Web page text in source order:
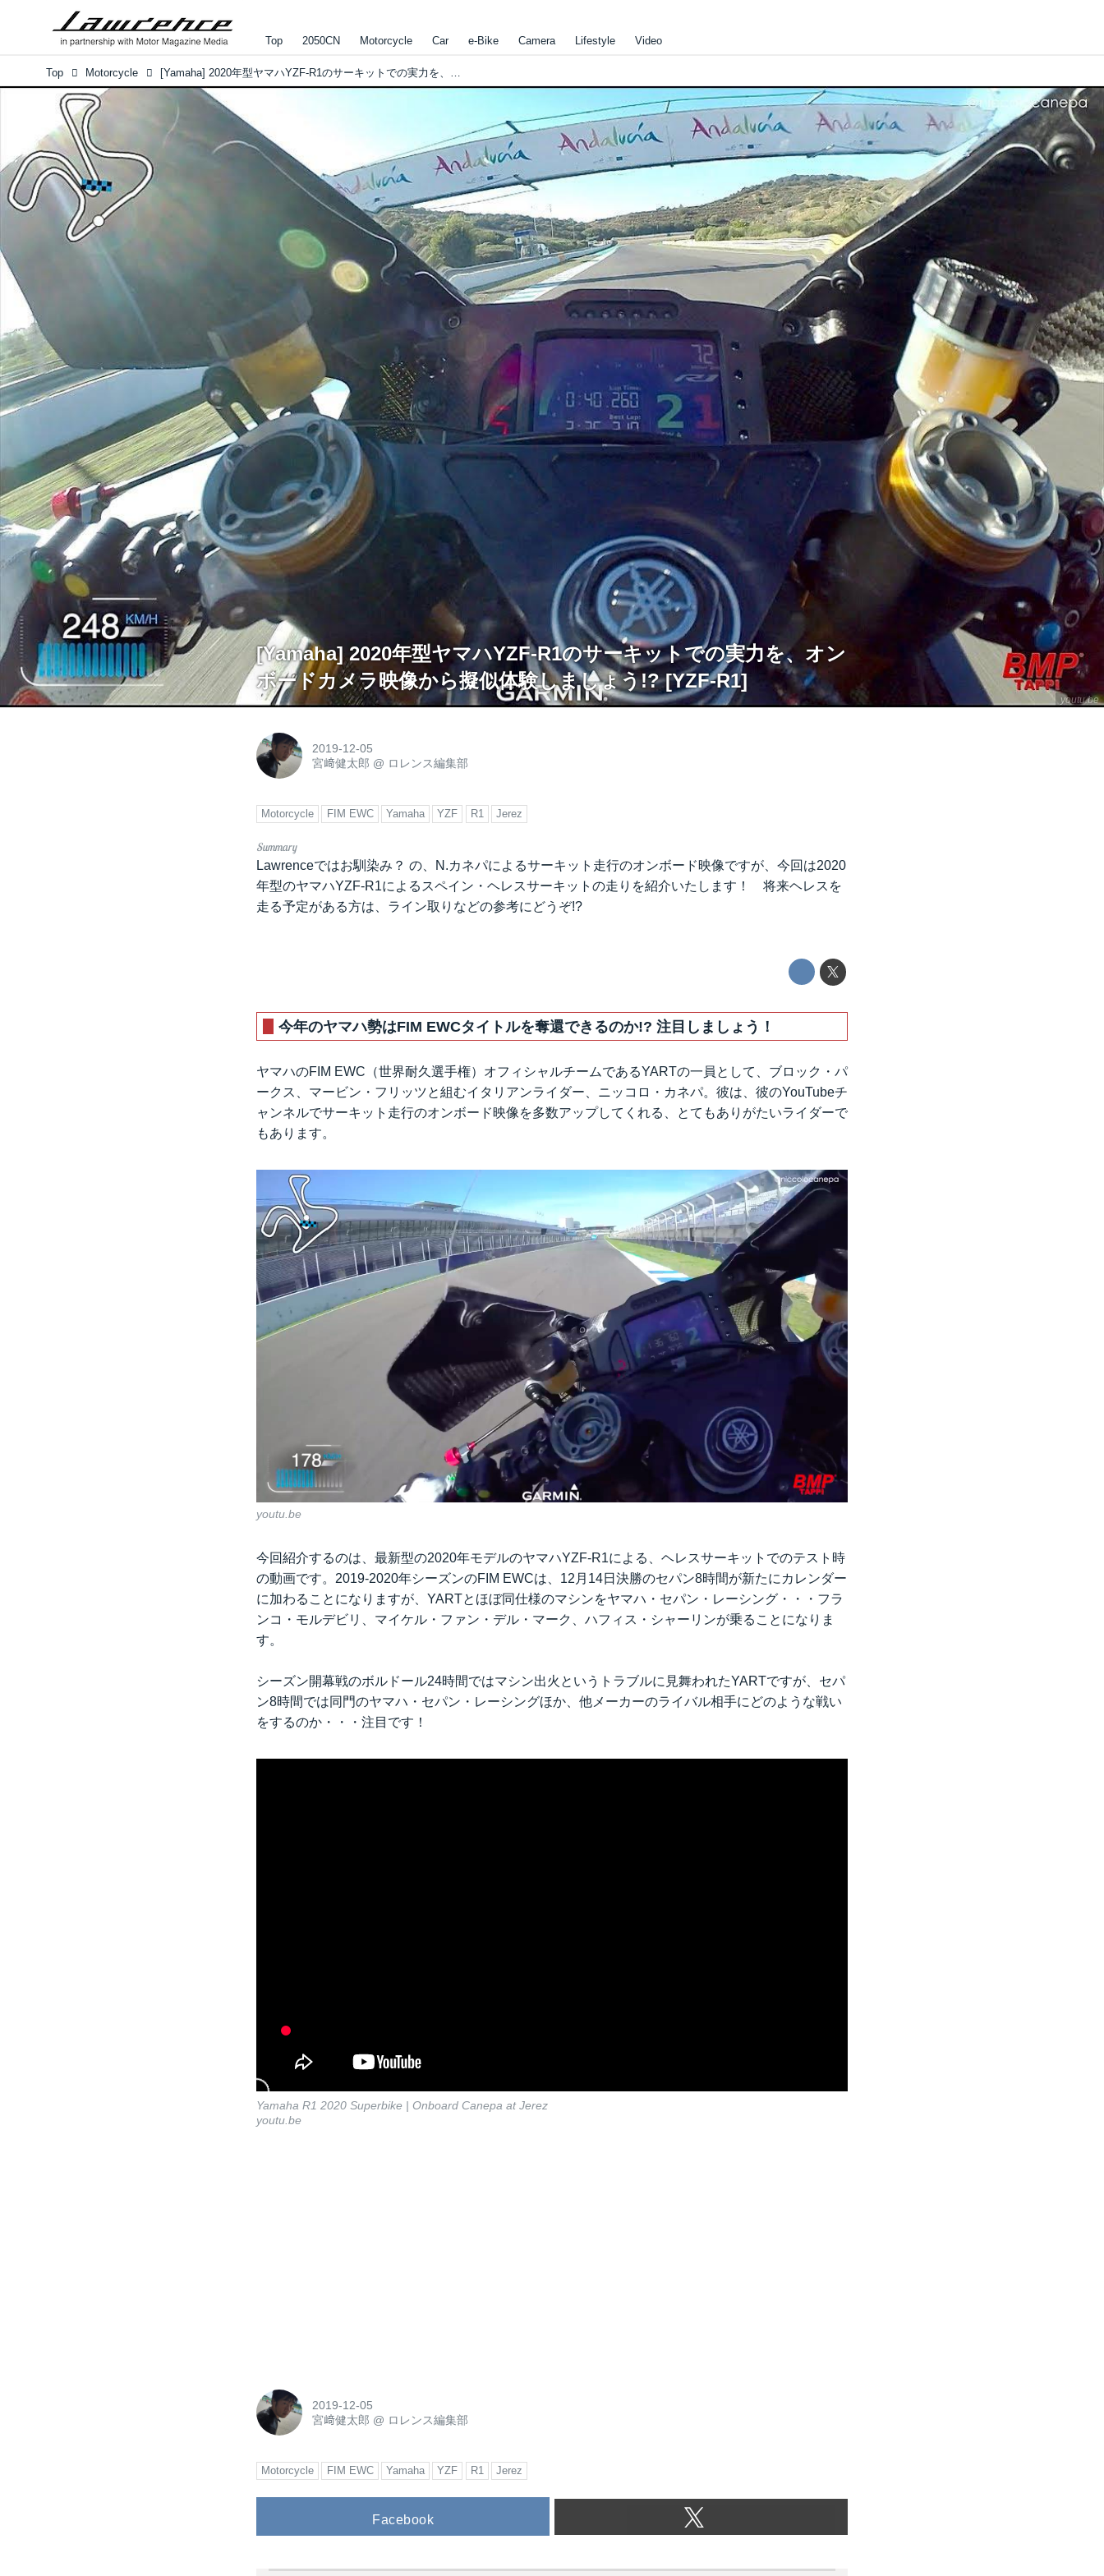
Top 2050CN Motorcycle Car e-Bike Camera Lifestyle Video
Top Motorcycle [Yamaha] 2020年型ヤマハYZF-R1のサーキットでの実力を、オンボードカメラ映像から擬似体験しましょう!? [YZF-R1]
youtu.be
[Yamaha] 2020年型ヤマハYZF-R1のサーキットでの実力を、オン
ボードカメラ映像から擬似体験しましょう!? [YZF-R1]
2019-12-05
宮﨑健太郎 @ ロレンス編集部
Motorcycle FIM EWC Yamaha YZF R1 Jerez
Lawrenceではお馴染み？ の、N.カネパによるサーキット走行のオンボード映像ですが、今回は2020
年型のヤマハYZF-R1によるスペイン・ヘレスサーキットの走りを紹介いたします！ 将来ヘレスを
走る予定がある方は、ライン取りなどの参考にどうぞ!?
今年のヤマハ勢はFIM EWCタイトルを奪還できるのか!? 注目しましょう！
ヤマハのFIM EWC（世界耐久選手権）オフィシャルチームであるYARTの一員として、ブロック・パ
ークス、マービン・フリッツと組むイタリアンライダー、ニッコロ・カネパ。彼は、彼のYouTubeチ
ャンネルでサーキット走行のオンボード映像を多数アップしてくれる、とてもありがたいライダーで
もあります。
youtu.be
今回紹介するのは、最新型の2020年モデルのヤマハYZF-R1による、ヘレスサーキットでのテスト時
の動画です。2019-2020年シーズンのFIM EWCは、12月14日決勝のセパン8時間が新たにカレンダー
に加わることになりますが、YARTとほぼ同仕様のマシンをヤマハ・セパン・レーシング・・・フラ
ンコ・モルデビリ、マイケル・ファン・デル・マーク、ハフィス・シャーリンが乗ることになりま
す。
シーズン開幕戦のボルドール24時間ではマシン出火というトラブルに見舞われたYARTですが、セパ
ン8時間では同門のヤマハ・セパン・レーシングほか、他メーカーのライバル相手にどのような戦い
をするのか・・・注目です！
Yamaha R1 2020 Superbike | Onboard Canepa at Jerez
youtu.be
2019-12-05
宮﨑健太郎 @ ロレンス編集部
Motorcycle FIM EWC Yamaha YZF R1 Jerez
Facebook